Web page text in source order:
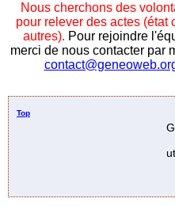
Nous cherchons des
pour relever des actes (état
autres). Pour rejoindre
merci de nous contacter par
Top